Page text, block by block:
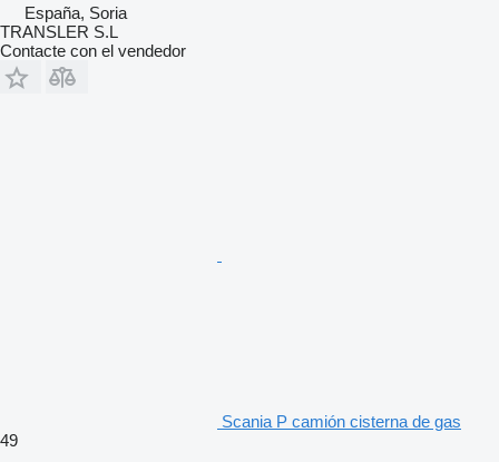
España, Soria
TRANSLER S.L
Contacte con el vendedor
Scania P camión cisterna de gas
49